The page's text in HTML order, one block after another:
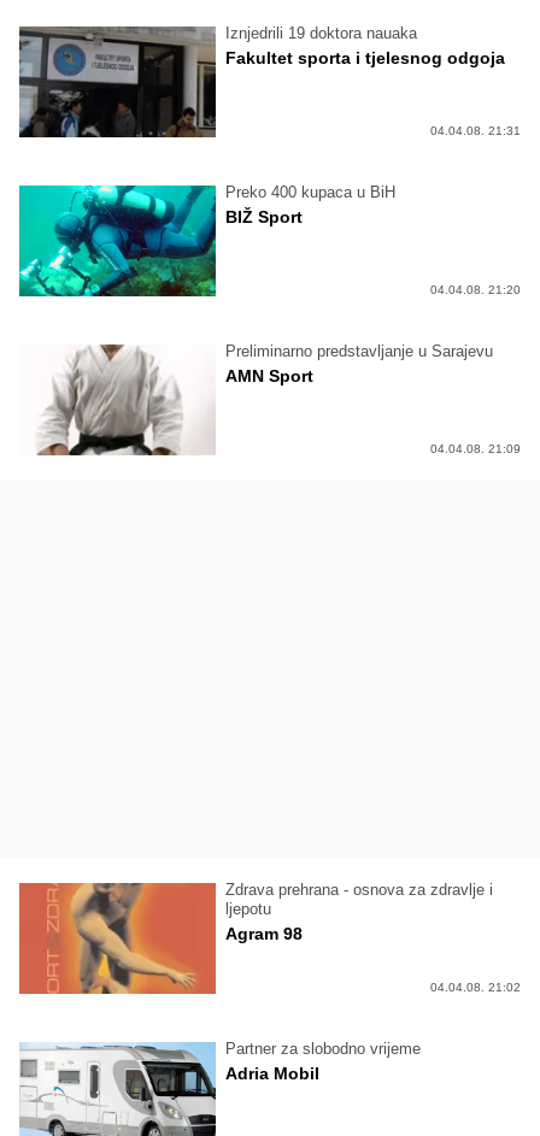
Iznjedrili 19 doktora nauaka
Fakultet sporta i tjelesnog odgoja
04.04.08. 21:31
Preko 400 kupaca u BiH
BIŽ Sport
04.04.08. 21:20
Preliminarno predstavljanje u Sarajevu
AMN Sport
04.04.08. 21:09
Zdrava prehrana - osnova za zdravlje i
ljepotu
Agram 98
04.04.08. 21:02
Partner za slobodno vrijeme
Adria Mobil